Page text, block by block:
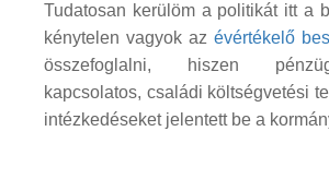
Tudatosan kerülöm a politikát itt a
kénytelen vagyok az évértékelő
összefoglalni, hiszen
kapcsolatos, családi költségvetési
intézkedéseket jelentett be a